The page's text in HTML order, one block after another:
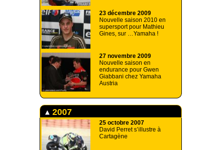
23 décembre 2009
Nouvelle saison 2010 en
supersport pour Mathieu
Gines, sur …Yamaha !
27 novembre 2009
Nouvelle saison en
endurance pour Gwen
Giabbani chez Yamaha
Austria
2007
25 octobre 2007
David Perret s’illustre à
Cartagène